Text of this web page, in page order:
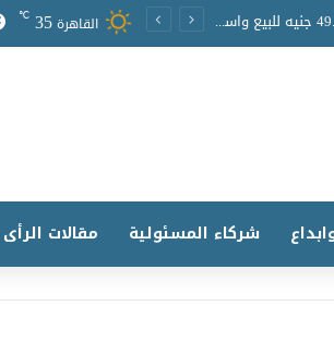
أسعار العملات الأجنبية اليوم.. الدولار عند 49.85 جنيه للبيع واستقرار حركة الصرف القاهرة35
℃
شركاء المسئولية مقالات الرأى